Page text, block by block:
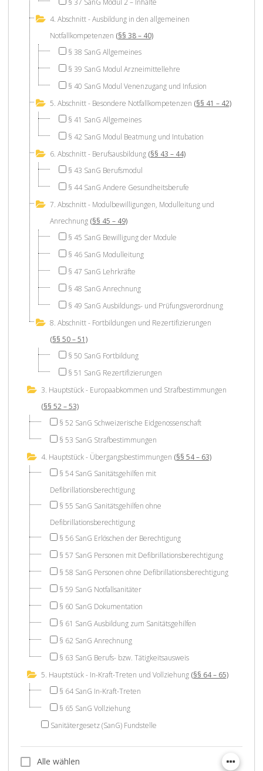
§ 37 SanG Modul 2 – Inhalte
4. Abschnitt - Ausbildung in den allgemeinen
Notfallkompetenzen (§§ 38 – 40)
§ 38 SanG Allgemeines
§ 39 SanG Modul Arzneimittellehre
§ 40 SanG Modul Venenzugang und Infusion
5. Abschnitt - Besondere Notfallkompetenzen (§§ 41 – 42)
§ 41 SanG Allgemeines
§ 42 SanG Modul Beatmung und Intubation
6. Abschnitt - Berufsausbildung (§§ 43 – 44)
§ 43 SanG Berufsmodul
§ 44 SanG Andere Gesundheitsberufe
7. Abschnitt - Modulbewilligungen, Modulleitung und
Anrechnung (§§ 45 – 49)
§ 45 SanG Bewilligung der Module
§ 46 SanG Modulleitung
§ 47 SanG Lehrkräfte
§ 48 SanG Anrechnung
§ 49 SanG Ausbildungs- und Prüfungsverordnung
8. Abschnitt - Fortbildungen und Rezertifizierungen
(§§ 50 – 51)
§ 50 SanG Fortbildung
§ 51 SanG Rezertifizierungen
3. Hauptstück - Europaabkommen und Strafbestimmungen
(§§ 52 – 53)
§ 52 SanG Schweizerische Eidgenossenschaft
§ 53 SanG Strafbestimmungen
4. Hauptstück - Übergangsbestimmungen (§§ 54 – 63)
§ 54 SanG Sanitätsgehilfen mit
Defibrillationsberechtigung
§ 55 SanG Sanitätsgehilfen ohne
Defibrillationsberechtigung
§ 56 SanG Erlöschen der Berechtigung
§ 57 SanG Personen mit Defibrillationsberechtigung
§ 58 SanG Personen ohne Defibrillationsberechtigung
§ 59 SanG Notfallsanitäter
§ 60 SanG Dokumentation
§ 61 SanG Ausbildung zum Sanitätsgehilfen
§ 62 SanG Anrechnung
§ 63 SanG Berufs- bzw. Tätigkeitsausweis
5. Hauptstück - In-Kraft-Treten und Vollziehung (§§ 64 – 65)
§ 64 SanG In-Kraft-Treten
§ 65 SanG Vollziehung
Sanitätergesetz (SanG) Fundstelle
Alle wählen
Alle wählen